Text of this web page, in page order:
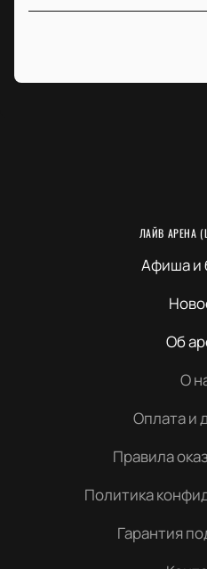
ЛАЙВ АРЕНА
Афиша и
Об
О
Оплата и
Правила
Политика
Гарантия